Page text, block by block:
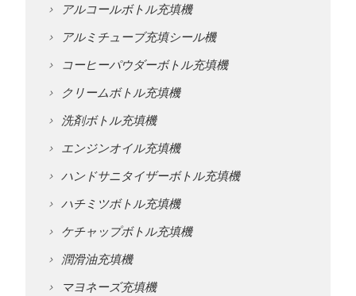
アルコールボトル充填機
アルミチューブ充填シール機
コーヒーパウダーボトル充填機
クリームボトル充填機
洗剤ボトル充填機
エンジンオイル充填機
ハンドサニタイザーボトル充填機
ハチミツボトル充填機
ケチャップボトル充填機
潤滑油充填機
マヨネーズ充填機